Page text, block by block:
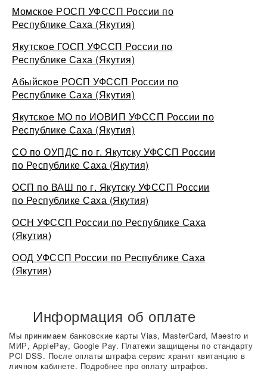
Момское РОСП УФССП России по
Республике Саха (Якутия)
Якутское ГОСП УФССП России по
Республике Саха (Якутия)
Абыйское РОСП УФССП России по
Республике Саха (Якутия)
Якутское МО по ИОВИП УФССП России по
Республике Саха (Якутия)
СО по ОУПДС по г. Якутску УФССП России
по Республике Саха (Якутия)
ОСП по ВАШ по г. Якутску УФССП России
по Республике Саха (Якутия)
ОСН УФССП России по Республике Саха
(Якутия)
ООД УФССП России по Республике Саха
(Якутия)
Информация об оплате
Мы принимаем банковские карты Vias, MasterCard, Maestro и
МИР, ApplePay, Google Pay. Платежи защищены по стандарту
PCI DSS. После оплаты штрафа сервис хранит квитанцию в
личном кабинете. Подробнее про оплату штрафов.